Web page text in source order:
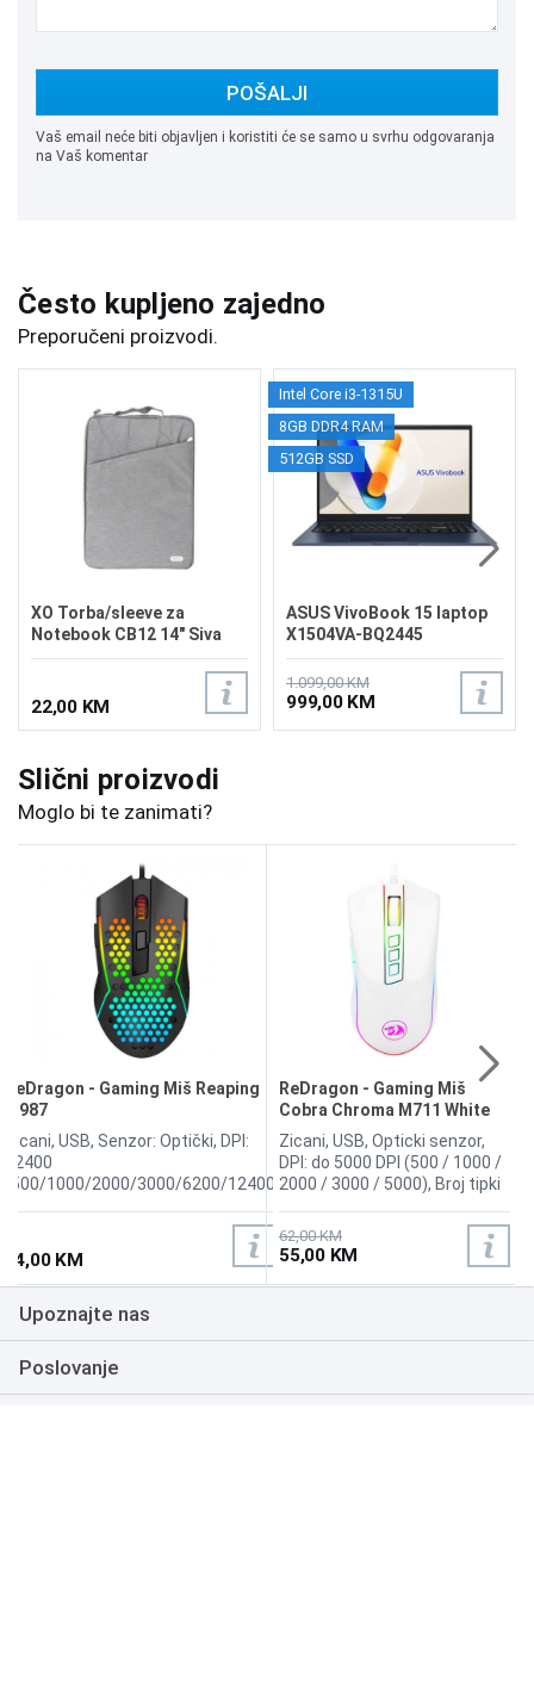
POŠALJI
Vaš email neće biti objavljen i koristiti će se samo u svrhu odgovaranja
na Vaš komentar
Često kupljeno zajedno
Preporučeni proizvodi.
XO Torba/sleeve za
Notebook CB12 14" Siva
22,00 KM
Intel Core i3-1315U
8GB DDR4 RAM
512GB SSD
ASUS VivoBook 15 laptop
X1504VA-BQ2445
1.099,00 KM
999,00 KM
Slični proizvodi
Moglo bi te zanimati?
ReDragon - Gaming Miš Reaping
M987
Zicani, USB, Senzor: Optički, DPI:
12400
(500/1000/2000/3000/6200/12400
Duzina kabla 1.8m, Ubrzanje: 30 G,
Pozadinsko osvetljenje miša: Da
54,00 KM
ReDragon - Gaming Miš
Cobra Chroma M711 White
Zicani, USB, Opticki senzor,
DPI: do 5000 DPI (500 / 1000 /
2000 / 3000 / 5000), Broj tipki
Rate: Up to 1000 Hz;
switchable:
125HZ/250HZ/500HZ/1000HZ
(Default 500HZ), , Size: 5.0 x
62,00 KM
55,00 KM
Upoznajte nas
Poslovanje